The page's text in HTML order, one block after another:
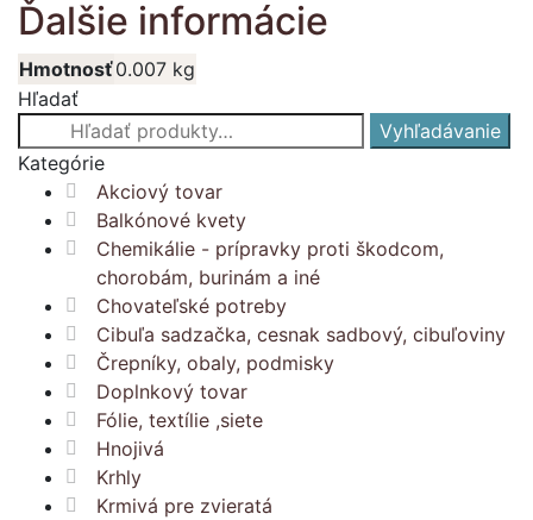
Ďalšie informácie
Hmotnosť0.007 kg
Hľadať
Hľadať:
Vyhľadávanie
Kategórie
Akciový tovar
Balkónové kvety
Chemikálie - prípravky proti škodcom,
chorobám, burinám a iné
Chovateľské potreby
Cibuľa sadzačka, cesnak sadbový, cibuľoviny
Črepníky, obaly, podmisky
Doplnkový tovar
Fólie, textílie ,siete
Hnojivá
Krhly
Krmivá pre zvieratá